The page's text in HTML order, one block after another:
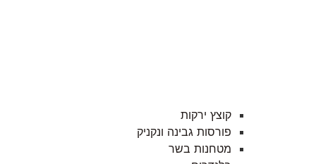
קוצץ ירקות
פורסות גבינה ונקניק
מטחנות בשר